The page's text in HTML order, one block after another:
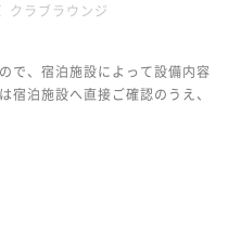
クラブラウンジ
で、宿泊施設によって設備内容
宿泊施設へ直接ご確認のうえ、